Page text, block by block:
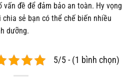
đề để đảm bảo an toàn. Hy vọng
sẻ bạn có thể chế biến nhiều
dưỡng.
5/5 - (1 bình chọn)